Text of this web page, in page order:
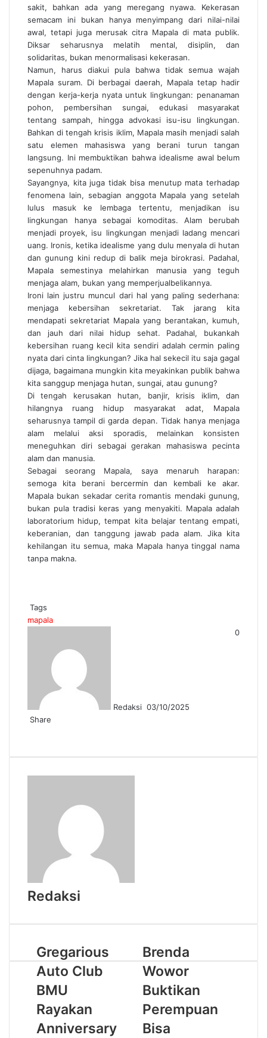
sakit, bahkan ada yang meregang nyawa. Kekerasan
semacam ini bukan hanya menyimpang dari nilai-nilai
awal, tetapi juga merusak citra Mapala di mata publik.
Diksar seharusnya melatih mental, disiplin, dan
solidaritas, bukan menormalisasi kekerasan.
Namun, harus diakui pula bahwa tidak semua wajah
Mapala suram. Di berbagai daerah, Mapala tetap hadir
dengan kerja-kerja nyata untuk lingkungan: penanaman
pohon, pembersihan sungai, edukasi masyarakat
tentang sampah, hingga advokasi isu-isu lingkungan.
Bahkan di tengah krisis iklim, Mapala masih menjadi salah
satu elemen mahasiswa yang berani turun tangan
langsung. Ini membuktikan bahwa idealisme awal belum
sepenuhnya padam.
Sayangnya, kita juga tidak bisa menutup mata terhadap
fenomena lain, sebagian anggota Mapala yang setelah
lulus masuk ke lembaga tertentu, menjadikan isu
lingkungan hanya sebagai komoditas. Alam berubah
menjadi proyek, isu lingkungan menjadi ladang mencari
uang. Ironis, ketika idealisme yang dulu menyala di hutan
dan gunung kini redup di balik meja birokrasi. Padahal,
Mapala semestinya melahirkan manusia yang teguh
menjaga alam, bukan yang memperjualbelikannya.
Ironi lain justru muncul dari hal yang paling sederhana:
menjaga kebersihan sekretariat. Tak jarang kita
mendapati sekretariat Mapala yang berantakan, kumuh,
dan jauh dari nilai hidup sehat. Padahal, bukankah
kebersihan ruang kecil kita sendiri adalah cermin paling
nyata dari cinta lingkungan? Jika hal sekecil itu saja gagal
dijaga, bagaimana mungkin kita meyakinkan publik bahwa
kita sanggup menjaga hutan, sungai, atau gunung?
Di tengah kerusakan hutan, banjir, krisis iklim, dan
hilangnya ruang hidup masyarakat adat, Mapala
seharusnya tampil di garda depan. Tidak hanya menjaga
alam melalui aksi sporadis, melainkan konsisten
meneguhkan diri sebagai gerakan mahasiswa pecinta
alam dan manusia.
Sebagai seorang Mapala, saya menaruh harapan:
semoga kita berani bercermin dan kembali ke akar.
Mapala bukan sekadar cerita romantis mendaki gunung,
bukan pula tradisi keras yang menyakiti. Mapala adalah
laboratorium hidup, tempat kita belajar tentang empati,
keberanian, dan tanggung jawab pada alam. Jika kita
kehilangan itu semua, maka Mapala hanya tinggal nama
tanpa makna.
Tags
mapala
Redaksi 03/10/2025
0
Share
Redaksi
Gregarious
Auto Club
BMU
Rayakan
Anniversary
Brenda
Wowor
Buktikan
Perempuan
Bisa